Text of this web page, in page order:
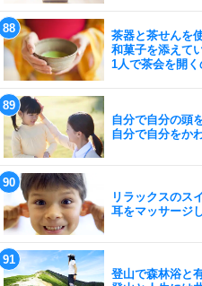
茶器と茶せんを
和菓子を添えて
1人で茶会を開く
自分で自分の頭
自分で自分をか
リラックスのス
耳をマッサージ
登山で森林浴と